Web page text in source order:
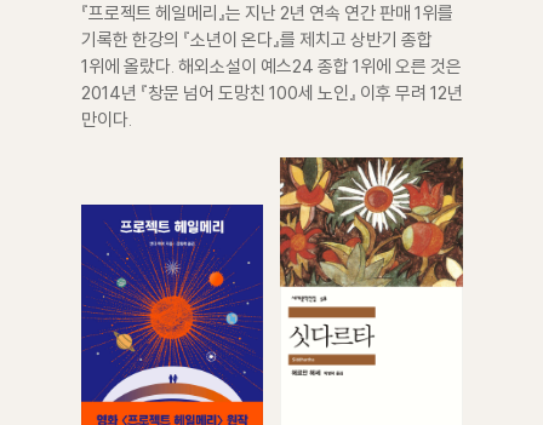
『프로젝트 헤일메리』는 지난 2년 연속 연간 판매 1위를
기록한 한강의 『소년이 온다』를 제치고 상반기 종합
1위에 올랐다. 해외소설이 예스24 종합 1위에 오른 것은
2014년 『창문 넘어 도망친 100세 노인』 이후 무려 12년
만이다.